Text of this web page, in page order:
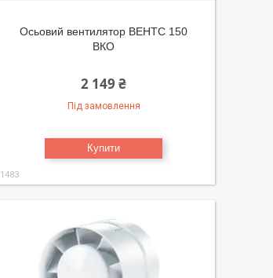
Осьовий вентилятор ВЕНТС 150
ВКО
2 149 ₴
Під замовлення
Купити
1483